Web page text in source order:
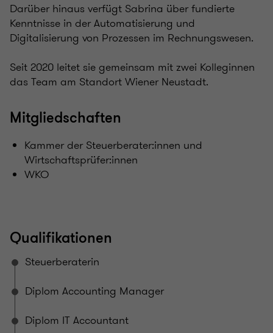
Darüber hinaus verfügt Sabrina über fundierte
Kenntnisse in der Automatisierung und
Digitalisierung von Prozessen im Rechnungswesen.
Seit 2020 leitet sie gemeinsam mit zwei Kolleginnen
das Team am Standort Wiener Neustadt.
Mitgliedschaften
Kammer der Steuerberater:innen und
Wirtschaftsprüfer:innen
WKO
Qualifikationen
Steuerberaterin
Diplom Accounting Manager
Diplom IT Accountant